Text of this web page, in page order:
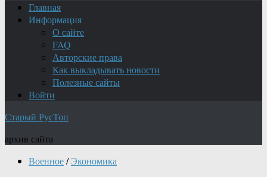
Главная
Информация
О сайте
FAQ
Авторские права
Как выкладывать новости
Полезные сайты
Войти
Старый РусТоп
архив сайта
Военное/ Экономика